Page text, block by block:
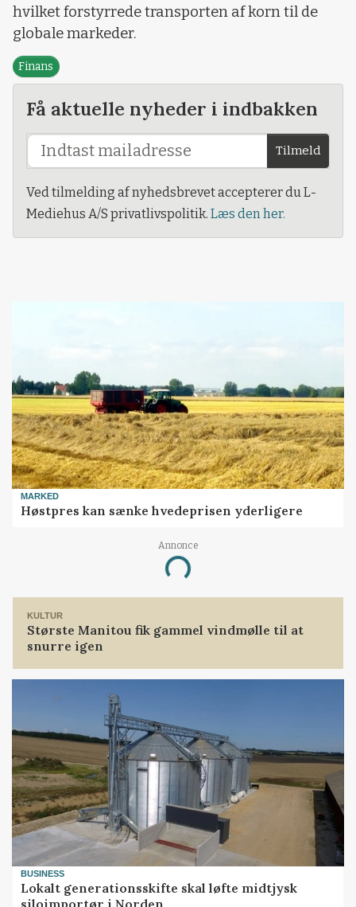
hvilket forstyrrede transporten af ​​korn til de
globale markeder.
Finans
Få aktuelle nyheder i indbakken
Tilmeld
Ved tilmelding af nyhedsbrevet accepterer du L-
Mediehus A/S privatlivspolitik. Læs den her.
MARKED
Høstpres kan sænke hvedeprisen yderligere
Annonce
Loading...
KULTUR
Største Manitou fik gammel vindmølle til at
snurre igen
BUSINESS
Lokalt generationsskifte skal løfte midtjysk